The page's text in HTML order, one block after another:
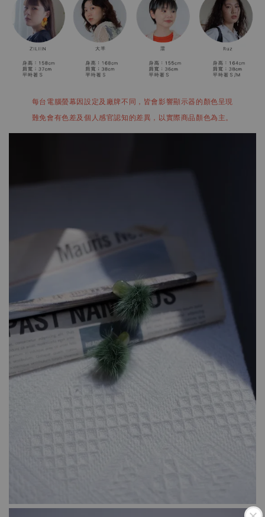
每台電腦螢幕因設定及廠牌不同，皆會影響顯示器的顏色呈現
難免會有色差及個人感官認知的差異，以實際商品顏色為主。